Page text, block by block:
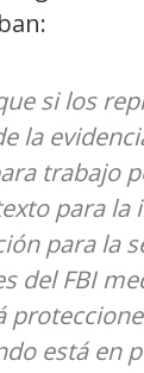
si los
la
trabajo
para la
para la
del FBI
está en